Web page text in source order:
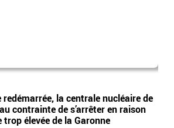
redémarrée, la centrale nucléaire de
contrainte de s’arrêter en raison
élevée de la Garonne